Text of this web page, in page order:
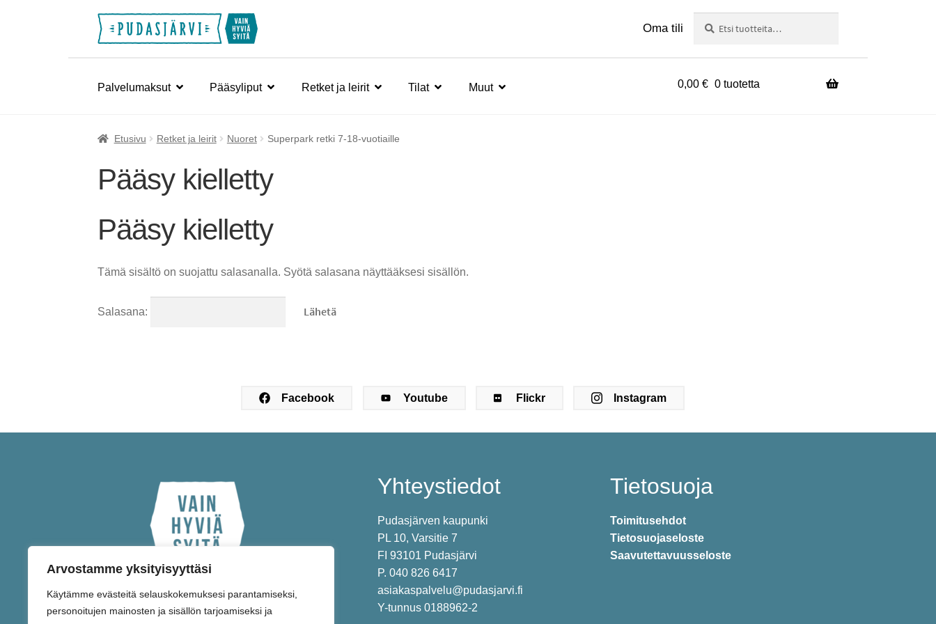
Arvostamme yksityisyyttäsi
Käytämme evästeitä selauskokemuksesi parantamiseksi,
personoitujen mainosten ja sisällön tarjoamiseksi ja
Siirry
Siirry
Oma tili
Palvelumaksut Pääsyliput Retket ja leirit Tilat Muut 0,00 € 0 tuotetta
Etusivu Retket ja leirit Nuoret Superpark retki 7-18-vuotiaille
Pääsy kielletty
Pääsy kielletty
Tämä sisältö on suojattu salasanalla. Syötä salasana näyttääksesi sisällön.
Salasana:
Facebook Youtube Flickr Instagram
Yhteystiedot
Pudasjärven kaupunki
PL 10, Varsitie 7
FI 93101 Pudasjärvi
P. 040 826 6417
asiakaspalvelu@pudasjarvi.fi
Y-tunnus 0188962-2
Tietosuoja
Toimitusehdot
Tietosuojaseloste
Saavutettavuusseloste